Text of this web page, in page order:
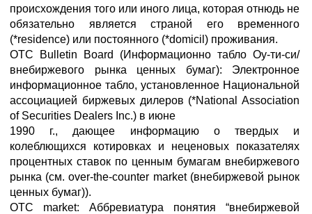
происхождения того или иного лица, которая отнюдь не
обязательно является страной его временного
(*residence) или постоянного (*domicil) проживания.
ОТС Bulletin Board (Информационно табло Оу-ти-си/
внебиржевого рынка ценных бумаг): Электронное
информационное табло, установленное Национальной
ассоциацией биржевых дилеров (*National Association
of Securities Dealers Inc.) в июне
1990 г., дающее информацию о твердых и
колеблющихся котировках и неценовых показателях
процентных ставок по ценным бумагам внебиржевого
рынка (см. over-the-counter market (внебиржевой рынок
ценных бумаг)).
ОТС market: Аббревиатура понятия “внебиржевой